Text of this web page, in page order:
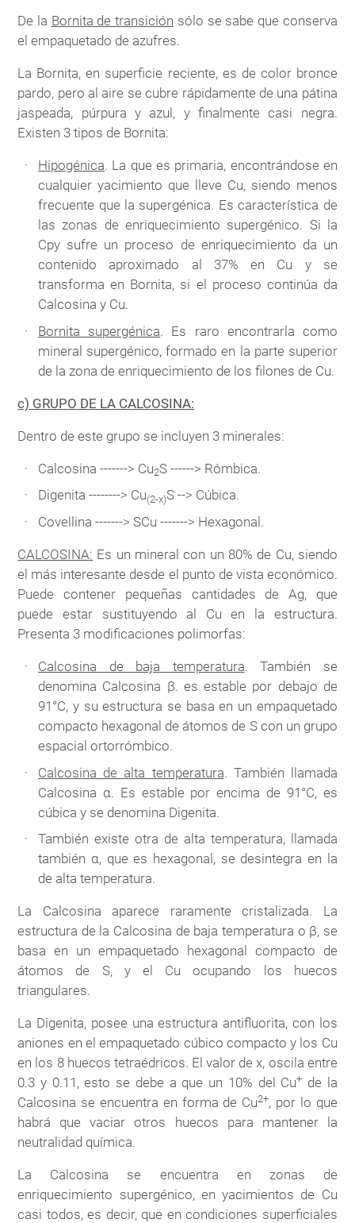
De la Bornita de transición sólo se sabe que conserva
el empaquetado de azufres.
La Bornita, en superficie reciente, es de color bronce
pardo, pero al aire se cubre rápidamente de una pátina
jaspeada, púrpura y azul, y finalmente casi negra.
Existen 3 tipos de Bornita:
Hipogénica. La que es primaria, encontrándose en
cualquier yacimiento que lleve Cu, siendo menos
frecuente que la supergénica. Es característica de
las zonas de enriquecimiento supergénico. Si la
Cpy sufre un proceso de enriquecimiento da un
contenido aproximado al 37% en Cu y se
transforma en Bornita, si el proceso continúa da
Calcosina y Cu.
Bornita supergénica. Es raro encontrarla como
mineral supergénico, formado en la parte superior
de la zona de enriquecimiento de los filones de Cu.
c) GRUPO DE LA CALCOSINA:
Dentro de este grupo se incluyen 3 minerales:
Calcosina -------> Cu2S ------> Rómbica.
Digenita --------> Cu(2-x)S --> Cúbica.
Covellina -------> SCu -------> Hexagonal.
CALCOSINA: Es un mineral con un 80% de Cu, siendo
el más interesante desde el punto de vista económico.
Puede contener pequeñas cantidades de Ag, que
puede estar sustituyendo al Cu en la estructura.
Presenta 3 modificaciones polimorfas:
Calcosina de baja temperatura. También se
denomina Calcosina β. es estable por debajo de
91°C, y su estructura se basa en un empaquetado
compacto hexagonal de átomos de S con un grupo
espacial ortorrómbico.
Calcosina de alta temperatura. También llamada
Calcosina α. Es estable por encima de 91°C, es
cúbica y se denomina Digenita.
También existe otra de alta temperatura, llamada
también α, que es hexagonal, se desintegra en la
de alta temperatura.
La Calcosina aparece raramente cristalizada. La
estructura de la Calcosina de baja temperatura o β, se
basa en un empaquetado hexagonal compacto de
átomos de S, y el Cu ocupando los huecos
triangulares.
La Digenita, posee una estructura antifluorita, con los
aniones en el empaquetado cúbico compacto y los Cu
en los 8 huecos tetraédricos. El valor de x, oscila entre
0.3 y 0.11, esto se debe a que un 10% del Cu+ de la
Calcosina se encuentra en forma de Cu2+, por lo que
habrá que vaciar otros huecos para mantener la
neutralidad química.
La Calcosina se encuentra en zonas de
enriquecimiento supergénico, en yacimientos de Cu
casi todos, es decir, que en condiciones superficiales